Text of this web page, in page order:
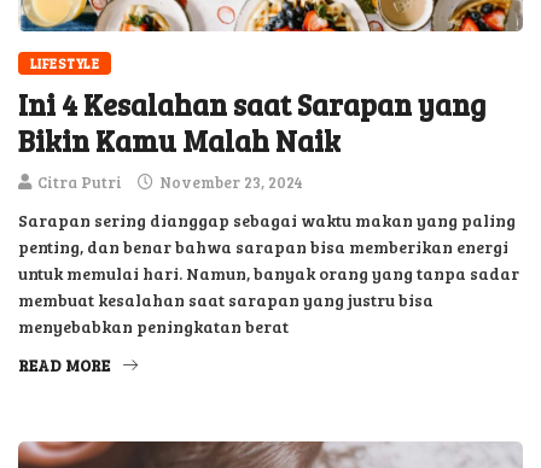
LIFESTYLE
Ini 4 Kesalahan saat Sarapan yang
Bikin Kamu Malah Naik
Citra Putri November 23, 2024
Sarapan sering dianggap sebagai waktu makan yang paling
penting, dan benar bahwa sarapan bisa memberikan energi
untuk memulai hari. Namun, banyak orang yang tanpa sadar
membuat kesalahan saat sarapan yang justru bisa
menyebabkan peningkatan berat
READ MORE